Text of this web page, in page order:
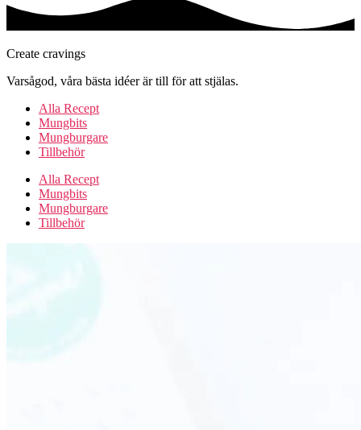
Create cravings
Varsågod, våra bästa idéer är till för att stjälas.
Alla Recept
Mungbits
Mungburgare
Tillbehör
Alla Recept
Mungbits
Mungburgare
Tillbehör